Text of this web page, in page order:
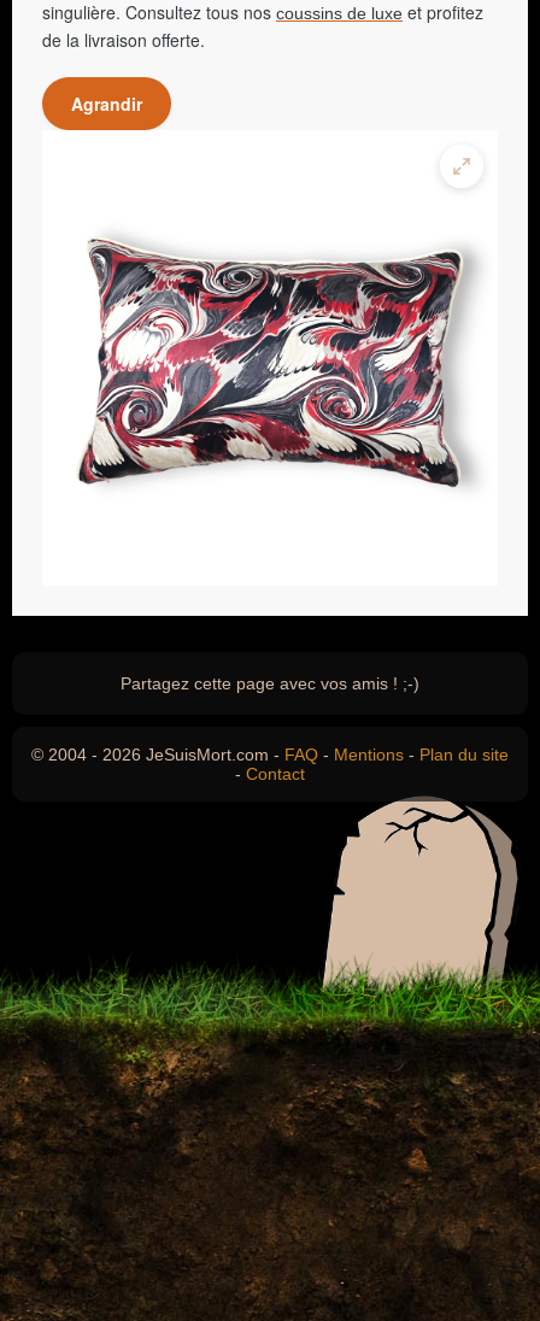
singulière. Consultez tous nos coussins de luxe et profitez
de la livraison offerte.
Agrandir
Partagez cette page avec vos amis ! ;-)
© 2004 - 2026 JeSuisMort.com - FAQ - Mentions - Plan du site
- Contact